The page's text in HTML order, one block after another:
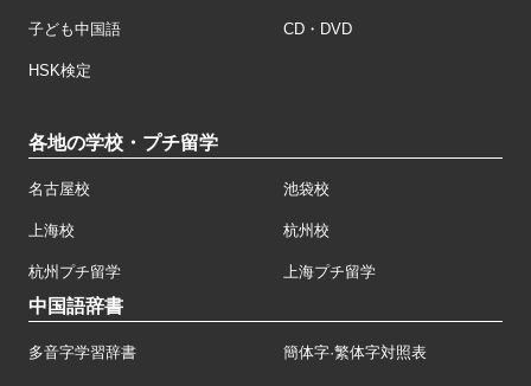
中国現代文学 中国語翻訳版
子ども中国語
名古屋校 池袋校
上海校 杭州校
杭州プチ留学